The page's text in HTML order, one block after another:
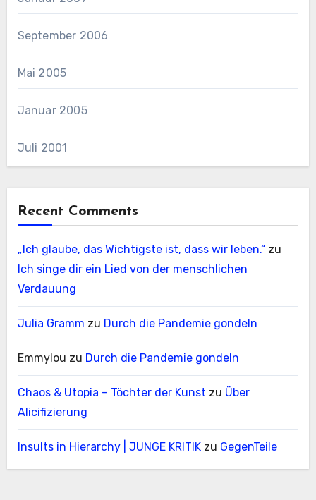
September 2006
Mai 2005
Januar 2005
Juli 2001
Recent Comments
„Ich glaube, das Wichtigste ist, dass wir leben.“zu
Ich singe dir ein Lied von der menschlichen
Verdauung
Julia Gramm zu Durch die Pandemie gondeln
Emmylou zu Durch die Pandemie gondeln
Chaos & Utopia – Töchter der Kunst zu Über
Alicifizierung
Insults in Hierarchy | JUNGE KRITIKzu GegenTeile